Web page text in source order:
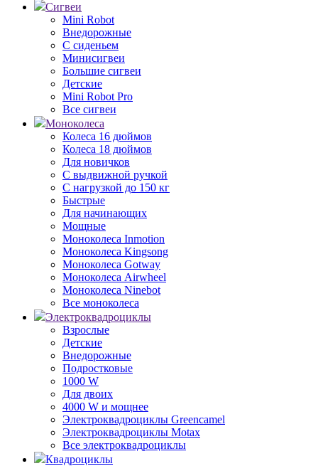
Сигвеи
Mini Robot
Внедорожные
С сиденьем
Минисигвеи
Большие сигвеи
Детские
Mini Robot Pro
Все сигвеи
Моноколеса
Колеса 16 дюймов
Колеса 18 дюймов
Для новичков
С выдвижной ручкой
С нагрузкой до 150 кг
Быстрые
Для начинающих
Мощные
Моноколеса Inmotion
Моноколеса Kingsong
Моноколеса Gotway
Моноколеса Airwheel
Моноколеса Ninebot
Все моноколеса
Электроквадроциклы
Взрослые
Детские
Внедорожные
Подростковые
1000 W
Для двоих
4000 W и мощнее
Электроквадроциклы Greencamel
Электроквадроциклы Motax
Все электроквадроциклы
Квадроциклы